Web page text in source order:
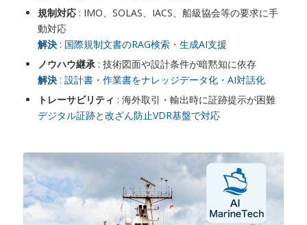
規制対応: IMO、SOLAS、IACS、船級協会等の要求に手
動対応
解決: 国際規制文書のRAG検索・生成AI支援
ノウハウ継承: 技術図面や設計条件が暗黙知に依存
解決: 設計書・作業書をナレッジデータ化・AI対話化
トレーサビリティ : 海外取引・輸出時に証跡提示が困難
デジタル証跡と改ざん防止VDR基盤で対応